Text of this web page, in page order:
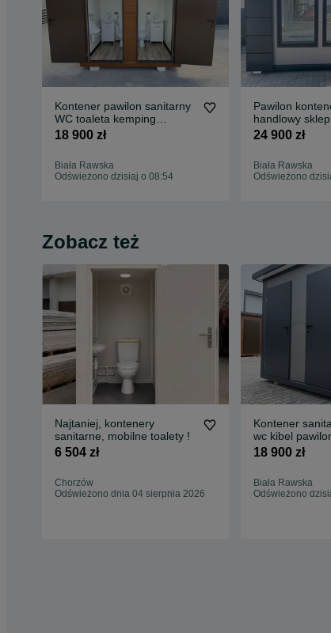
Kontener pawilon sanitarny
WC toaleta kemping
łazienka
18 900 zł
Biała Rawska
Odświeżono dzisiaj o 08:54
Pawilon
handlowy
kwiaciarnia
24 900 zł
Biała Rawska
Odświeżono
Zobacz też
Najtaniej, kontenery
sanitarne, mobilne toalety !
6 504 zł
Chorzów
Odświeżono dnia 04 sierpnia 2026
Kontener
wc kibel
socjalny
18 900 zł
Biała Rawska
Odświeżono